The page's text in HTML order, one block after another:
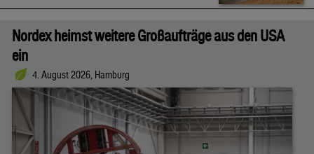
Nordex heimst weitere Großaufträge aus den USA
ein
4. August 2026, Hamburg